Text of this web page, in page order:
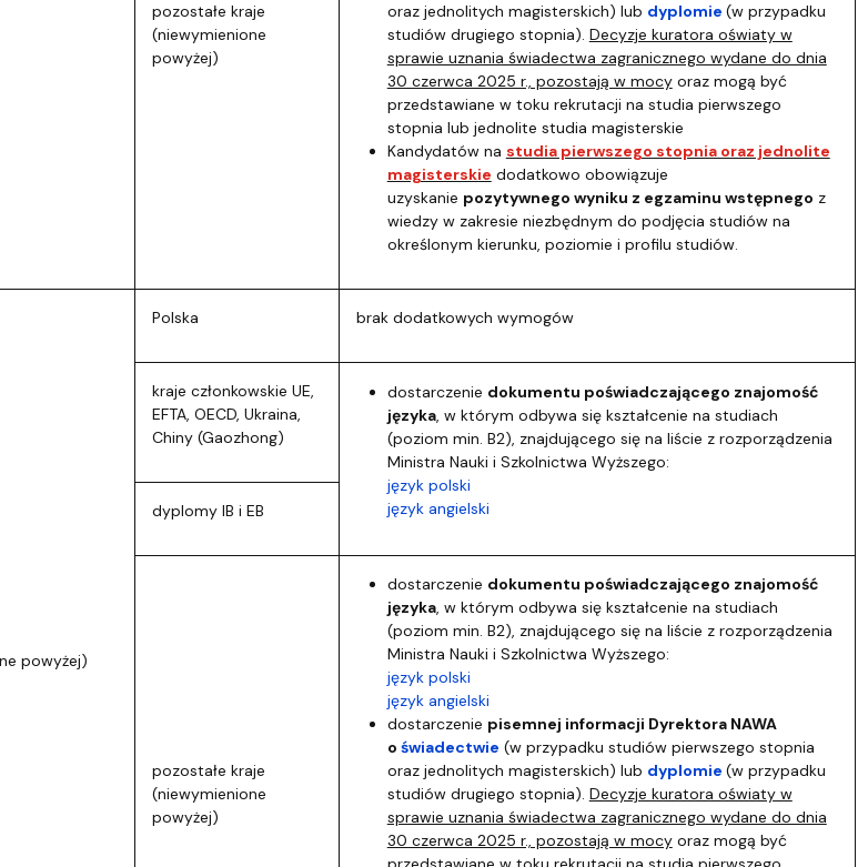
pozostałe kraje
(niewymienione
powyżej)
oraz jednolitych magisterskich) lub dyplomie (w przypadku
studiów drugiego stopnia). Decyzje kuratora oświaty w
sprawie uznania świadectwa zagranicznego wydane do dnia
30 czerwca 2025 r., pozostają w mocyoraz mogą być
przedstawiane w toku rekrutacji na studia pierwszego
stopnia lub jednolite studia magisterskie
Kandydatów na studia pierwszego stopnia oraz jednolite
magisterskie dodatkowo obowiązuje
uzyskanie pozytywnego wyniku z egzaminu wstępnego z
wiedzy w zakresie niezbędnym do podjęcia studiów na
określonym kierunku, poziomie i profilu studiów.
powyżej)
Polska brak dodatkowych wymogów
kraje członkowskie UE,
EFTA, OECD, Ukraina,
Chiny (Gaozhong)
dostarczenie dokumentu poświadczającego znajomość
języka, w którym odbywa się kształcenie na studiach
(poziom min. B2), znajdującego się na liście z rozporządzenia
Ministra Nauki i Szkolnictwa Wyższego:
język polski
język angielski
dyplomy IB i EB
pozostałe kraje
(niewymienione
powyżej)
dostarczenie dokumentu poświadczającego znajomość
języka, w którym odbywa się kształcenie na studiach
(poziom min. B2), znajdującego się na liście z rozporządzenia
Ministra Nauki i Szkolnictwa Wyższego:
język polski
język angielski
dostarczenie pisemnej informacji Dyrektora NAWA
o świadectwie (w przypadku studiów pierwszego stopnia
oraz jednolitych magisterskich) lub dyplomie (w przypadku
studiów drugiego stopnia). Decyzje kuratora oświaty w
sprawie uznania świadectwa zagranicznego wydane do dnia
30 czerwca 2025 r., pozostają w mocyoraz mogą być